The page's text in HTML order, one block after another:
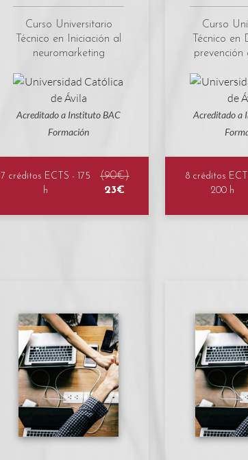
Curso Universitario
Técnico en Iniciación al
neuromarketing
Acreditado a Instituto BAC
Formación
7 créditos ECTS - 175
h
(90€)
23€
Curso
Técnico en
prevención
Acreditado a
8 créditos
200 h